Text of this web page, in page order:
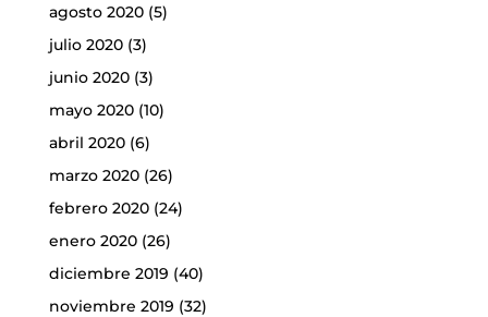
agosto 2020(5)
julio 2020(3)
junio 2020(3)
mayo 2020(10)
abril 2020(6)
marzo 2020(26)
febrero 2020(24)
enero 2020(26)
diciembre 2019 (40)
noviembre 2019 (32)